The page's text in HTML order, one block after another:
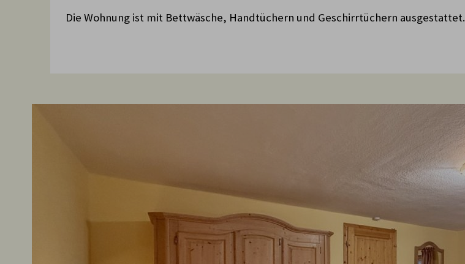
Die Wohnung ist mit Bettwäsche, Handtüchern und Geschirrtüchern ausgestattet.